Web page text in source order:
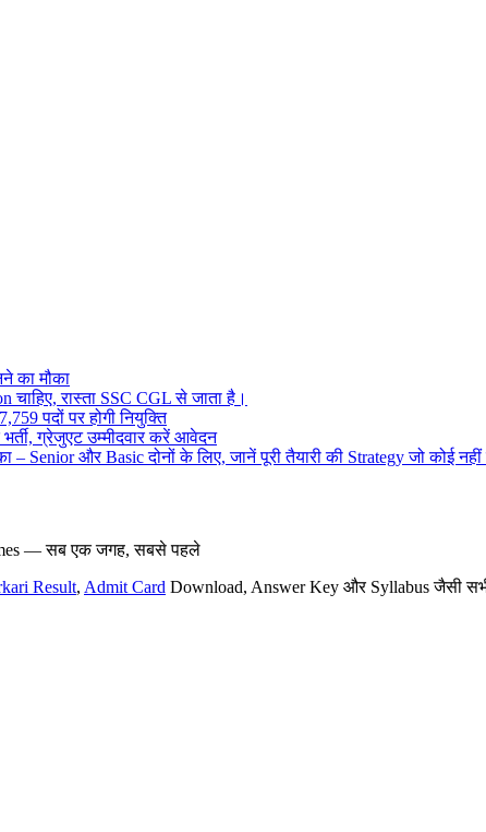
का मौका
चाहिए, रास्ता SSC CGL से जाता है।
पदों पर होगी नियुक्ति
ग्रेजुएट उम्मीदवार करें आवेदन
Senior और Basic दोनों के लिए, जानें पूरी तैयारी की Strategy जो कोई नहीं
— सब एक जगह, सबसे पहले
Result, Admit Card Download, Answer Key और Syllabus जैसी